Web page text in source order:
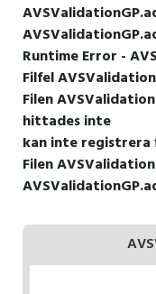
Runtime Error -
Filfel
Filen
hittades inte
kan inte registrera
Filen